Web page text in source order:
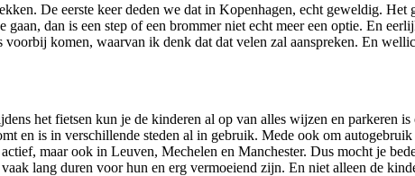
De eerste keer deden we dat in Kopenhagen, echt geweldig.
dan is een step of een brommer niet echt meer een optie. En
komen, waarvan ik denk dat dat velen zal aanspreken. En
het fietsen kun je de kinderen al op van alles wijzen en parkeren
en is in verschillende steden al in gebruik. Mede ook om
maar ook in Leuven, Mechelen en Manchester. Dus mocht je
lang duren voor hun en erg vermoeiend zijn. En niet alleen de